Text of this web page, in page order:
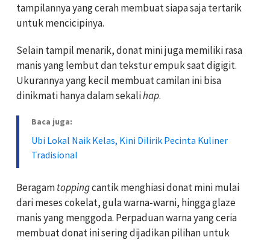
tampilannya yang cerah membuat siapa saja tertarik
untuk mencicipinya.
Selain tampil menarik, donat mini juga memiliki rasa
manis yang lembut dan tekstur empuk saat digigit.
Ukurannya yang kecil membuat camilan ini bisa
dinikmati hanya dalam sekalihap.
Baca juga:
Ubi Lokal Naik Kelas, Kini Dilirik Pecinta Kuliner
Tradisional
Beragamtoppingcantik menghiasi donat mini mulai
dari meses cokelat, gula warna-warni, hingga glaze
manis yang menggoda. Perpaduan warna yang ceria
membuat donat ini sering dijadikan pilihan untuk